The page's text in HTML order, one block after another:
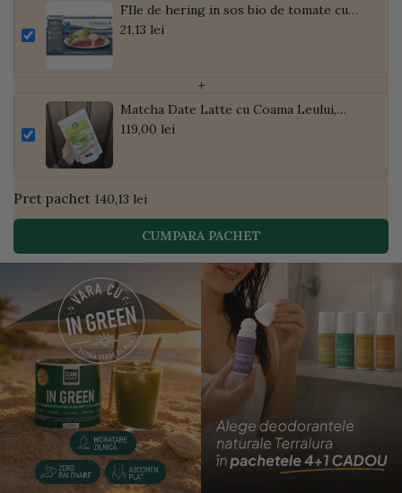
FIle de hering in sos bio de tomate cu
bucati de tomate, 200g
21,13 lei
+
Matcha Date Latte cu Coama Leului,
Pudră de Curmale și Ghimbir, ECO, 300g
119,00 lei
Pret pachet 140,13 lei
CUMPARA PACHET